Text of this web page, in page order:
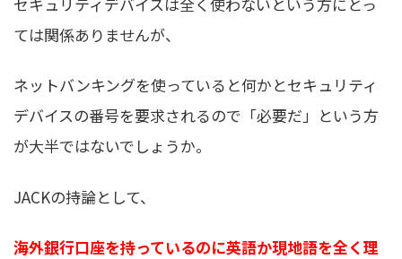
ては関係ありませんが、
ネットバンキングを使っていると何かとセキュリティ
デバイスの番号を要求されるので「必要だ」という方
が大半ではないでしょうか。
JACKの持論として、
海外銀行口座を持っているのに英語か現地語を全く理